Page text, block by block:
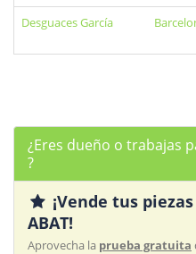
Desguaces García
¿Eres dueño o trabajas
?
¡Vende tus
ABAT!
Aprovecha la prueba gratuita